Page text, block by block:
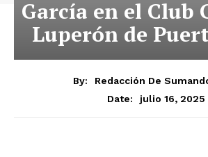
García en el Club
Luperón de
By:
Redacción De
Date:
julio 16, 2025